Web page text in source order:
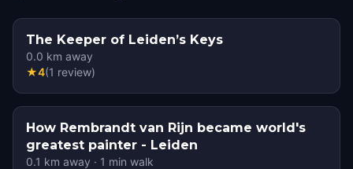
The Keeper of Leiden’s Keys
0.0 km away
★4(1 review)
How Rembrandt van Rijn became world's
greatest painter - Leiden
0.1 km away · 1 min walk